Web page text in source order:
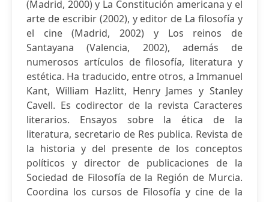
(Madrid, 2000) y La Constitución americana y el
arte de escribir (2002), y editor de La filosofía y
el cine (Madrid, 2002) y Los reinos de
Santayana (Valencia, 2002), además de
numerosos artículos de filosofía, literatura y
estética. Ha traducido, entre otros, a Immanuel
Kant, William Hazlitt, Henry James y Stanley
Cavell. Es codirector de la revista Caracteres
literarios. Ensayos sobre la ética de la
literatura, secretario de Res publica. Revista de
la historia y del presente de los conceptos
políticos y director de publicaciones de la
Sociedad de Filosofía de la Región de Murcia.
Coordina los cursos de Filosofía y cine de la